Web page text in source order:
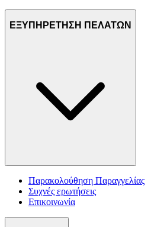
ΕΞΥΠΗΡΕΤΗΣΗ ΠΕΛΑΤΩΝ
Παρακολούθηση Παραγγελίας
Συχνές ερωτήσεις
Επικοινωνία